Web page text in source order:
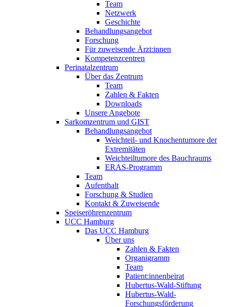
Team
Netzwerk
Geschichte
Behandlungsangebot
Forschung
Für zuweisende Ärzt:innen
Kompetenzcentren
Perinatalzentrum
Über das Zentrum
Team
Zahlen & Fakten
Downloads
Unsere Angebote
Sarkomzentrum und GIST
Behandlungsangebot
Weichteil- und Knochentumore der
Extremitäten
Weichteiltumore des Bauchraums
ERAS-Programm
Team
Aufenthalt
Forschung & Studien
Kontakt & Zuweisende
Speiseröhrenzentrum
UCC Hamburg
Das UCC Hamburg
Über uns
Zahlen & Fakten
Organigramm
Team
Patient:innenbeirat
Hubertus-Wald-Stiftung
Hubertus-Wald-
Forschungsförderung